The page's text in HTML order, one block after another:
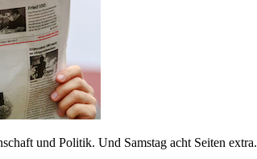
und Politik. Und Samstag acht Seiten extra.